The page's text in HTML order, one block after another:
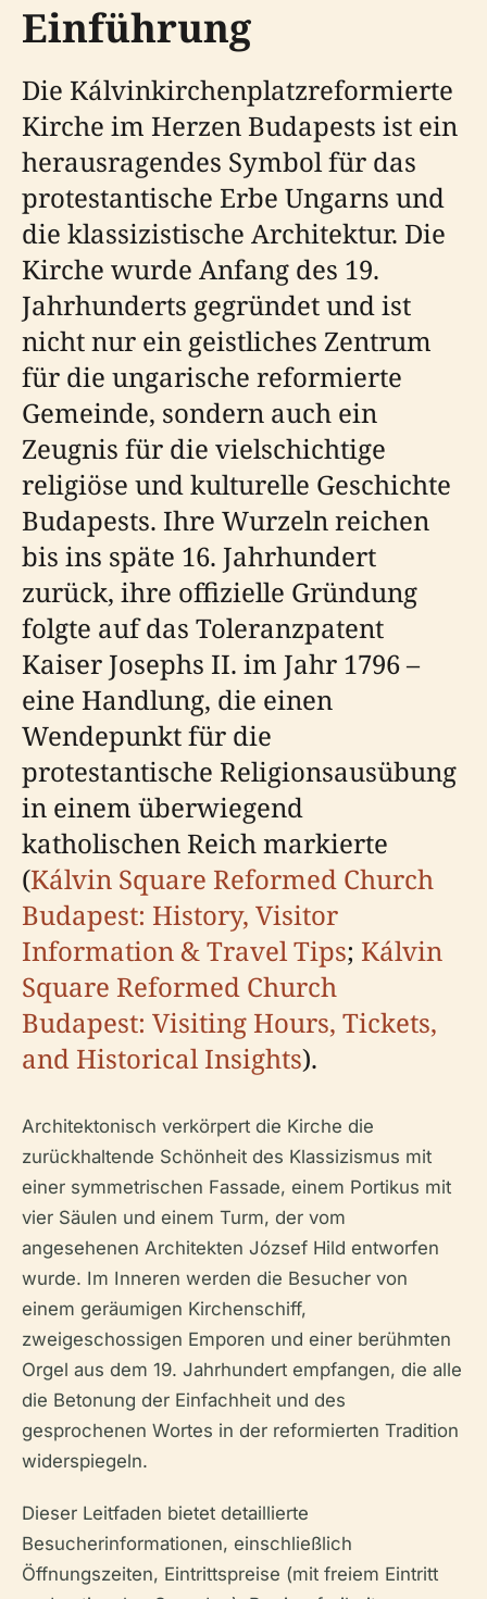
Einführung
Die Kálvinkirchenplatzreformierte
Kirche im Herzen Budapests ist ein
herausragendes Symbol für das
protestantische Erbe Ungarns und
die klassizistische Architektur. Die
Kirche wurde Anfang des 19.
Jahrhunderts gegründet und ist
nicht nur ein geistliches Zentrum
für die ungarische reformierte
Gemeinde, sondern auch ein
Zeugnis für die vielschichtige
religiöse und kulturelle Geschichte
Budapests. Ihre Wurzeln reichen
bis ins späte 16. Jahrhundert
zurück, ihre offizielle Gründung
folgte auf das Toleranzpatent
Kaiser Josephs II. im Jahr 1796 –
eine Handlung, die einen
Wendepunkt für die
protestantische Religionsausübung
in einem überwiegend
katholischen Reich markierte
(Kálvin Square Reformed Church
Budapest: History, Visitor
Information & Travel Tips; Kálvin
Square Reformed Church
Budapest: Visiting Hours, Tickets,
and Historical Insights).
Architektonisch verkörpert die Kirche die
zurückhaltende Schönheit des Klassizismus mit
einer symmetrischen Fassade, einem Portikus mit
vier Säulen und einem Turm, der vom
angesehenen Architekten József Hild entworfen
wurde. Im Inneren werden die Besucher von
einem geräumigen Kirchenschiff,
zweigeschossigen Emporen und einer berühmten
Orgel aus dem 19. Jahrhundert empfangen, die alle
die Betonung der Einfachheit und des
gesprochenen Wortes in der reformierten Tradition
widerspiegeln.
Dieser Leitfaden bietet detaillierte
Besucherinformationen, einschließlich
Öffnungszeiten, Eintrittspreise (mit freiem Eintritt